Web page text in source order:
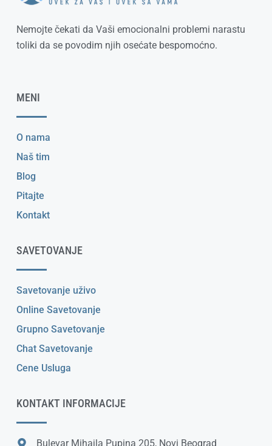
Nemojte čekati da Vaši emocionalni problemi narastu
toliki da se povodim njih osećate bespomoćno.
MENI
O nama
Naš tim
Blog
Pitajte
Kontakt
SAVETOVANJE
Savetovanje uživo
Online Savetovanje
Grupno Savetovanje
Chat Savetovanje
Cene Usluga
KONTAKT INFORMACIJE
Bulevar Mihajla Pupina 205, Novi Beograd